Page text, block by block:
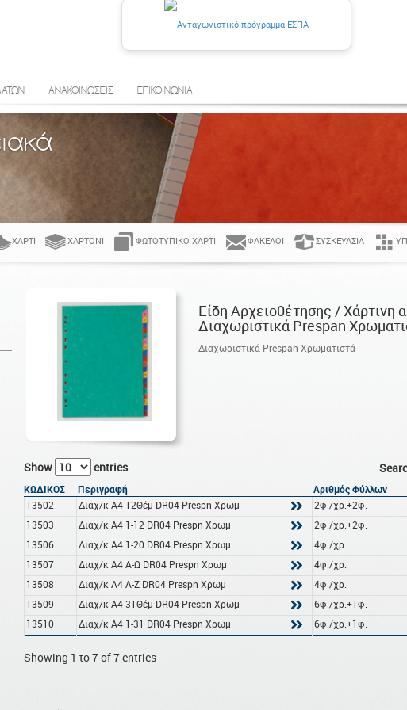
ΑΝΑΚΟΙΝΩΣΕΙΣ ΕΠΙΚΟΙΝΩΝΙΑ
ΧΑΡΤΊ ΧΑΡΤΌΝΙ ΦΩΤΟΤΥΠΙΚΌ ΧΑΡΤΊ ΦΆΚΕΛΟΙ ΣΥΣΚΕΥΑΣΊΑ
Είδη Αρχειοθέτησης / Χάρτινη
Διαχωριστικά Prespan
Διαχωριστικά Prespan Χρωματιστά
Show entries
ΚΩΔΙΚΟΣ Περιγραφή Αριθμός Φύλλων
13502
Διαχ/κ A4 12Θέμ DR04 Prespn Χρωμ 2φ./χρ.+2φ.
13503
Διαχ/κ A4 1-12 DR04 Prespn Χρωμ 2φ./χρ.+2φ.
13506
Διαχ/κ A4 1-20 DR04 Prespn Χρωμ 4φ./χρ.
13507
Διαχ/κ A4 Α-Ω DR04 Prespn Χρωμ 4φ./χρ.
13508
Διαχ/κ A4 A-Z DR04 Prespn Χρωμ 4φ./χρ.
13509
Διαχ/κ A4 31Θέμ DR04 Prespn Χρωμ 6φ./χρ.+1φ.
13510
Διαχ/κ A4 1-31 DR04 Prespn Χρωμ 6φ./χρ.+1φ.
Showing 1 to 7 of 7 entries